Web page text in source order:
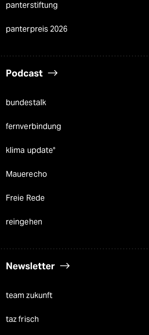
panterstiftung
panterpreis 2026
Podcast
bundestalk
fernverbindung
klima update°
Mauerecho
Freie Rede
reingehen
Newsletter
team zukunft
taz frisch